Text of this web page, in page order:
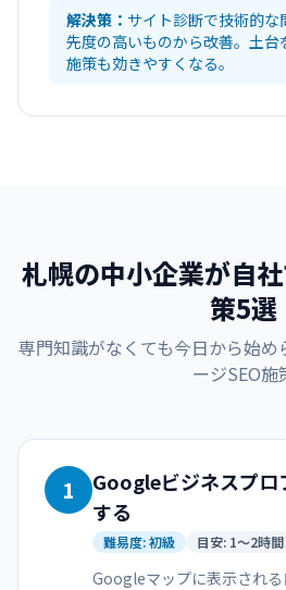
解決策： サイト診断で技術的
先度の高いものから改善。土台
施策も効きやすくなる。
札幌の中小企業が自
策5選
専門知識がなくても今日から始
ージSEO施
1
Googleビジネスプロ
する
難易度:初級 目安: 1〜2時間
Googleマップに表示され